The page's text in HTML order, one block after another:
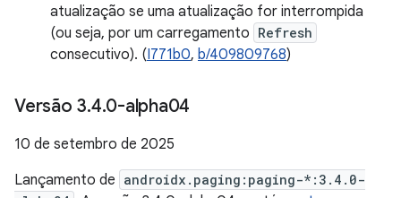
atualização se uma atualização for interrompida
(ou seja, por um carregamento Refresh
consecutivo). (I771b0, b/409809768)
Versão 3.4.0-alpha04
10 de setembro de 2025
Lançamento de androidx.paging:paging-*:3.4.0-